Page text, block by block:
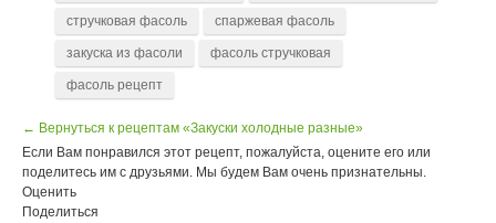
стручковая фасоль спаржевая фасоль
закуска из фасоли фасоль стручковая
фасоль рецепт
← Вернуться к рецептам «Закуски холодные разные»
Если Вам понравился этот рецепт, пожалуйста, оцените его или
поделитесь им с друзьями. Мы будем Вам очень признательны.
Оценить
Поделиться